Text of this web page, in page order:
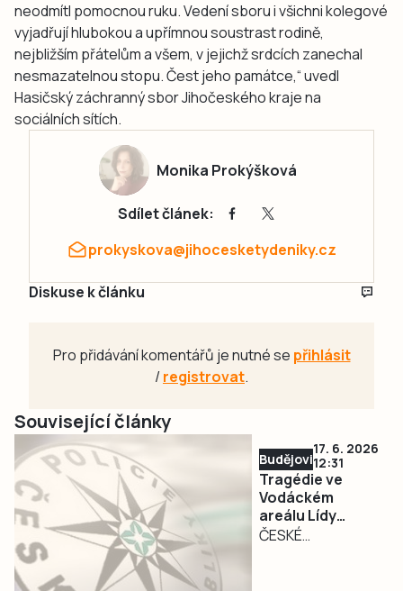
neodmítl pomocnou ruku. Vedení sboru i všichni kolegové
vyjadřují hlubokou a upřímnou soustrast rodině,
nejbližším přátelům a všem, v jejichž srdcích zanechal
nesmazatelnou stopu. Čest jeho památce,“ uvedl
Hasičský záchranný sbor Jihočeského kraje na
sociálních sítích.
Monika Prokýšková
Sdílet článek:
prokyskova@jihocesketydeniky.cz
Diskuse k článku
Pro přidávání komentářů je nutné se přihlásit
/registrovat.
Související články
Budějovicko
17. 6. 2026
12:31
Tragédie ve
Vodáckém
areálu Lídy
Polesné: Při
ČESKÉ